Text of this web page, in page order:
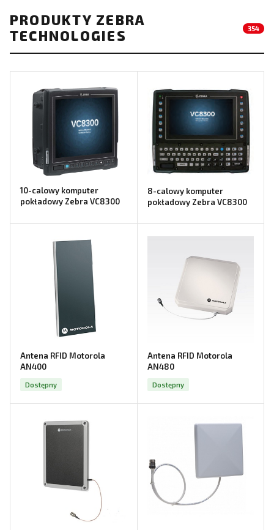
PRODUKTY ZEBRA
TECHNOLOGIES
354
10-calowy komputer
pokładowy Zebra VC8300
8-calowy komputer
pokładowy Zebra VC8300
Antena RFID Motorola
AN400
Dostępny
Antena RFID Motorola
AN480
Dostępny